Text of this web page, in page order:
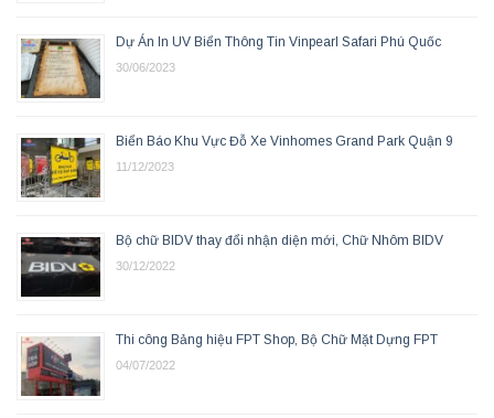
Dự Án In UV Biển Thông Tin Vinpearl Safari Phú Quốc
30/06/2023
Biển Báo Khu Vực Đỗ Xe Vinhomes Grand Park Quận 9
11/12/2023
Bộ chữ BIDV thay đổi nhận diện mới, Chữ Nhôm BIDV
30/12/2022
Thi công Bảng hiệu FPT Shop, Bộ Chữ Mặt Dựng FPT
04/07/2022